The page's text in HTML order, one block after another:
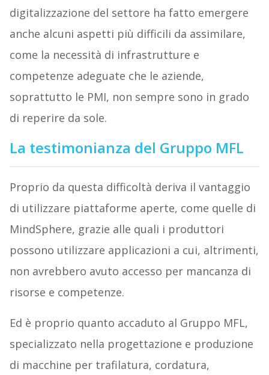
digitalizzazione del settore ha fatto emergere
anche alcuni aspetti più difficili da assimilare,
come la necessità di infrastrutture e
competenze adeguate che le aziende,
soprattutto le PMI, non sempre sono in grado
di reperire da sole.
La testimonianza del Gruppo MFL
Proprio da questa difficoltà deriva il vantaggio
di utilizzare piattaforme aperte, come quelle di
MindSphere, grazie alle quali i produttori
possono utilizzare applicazioni a cui, altrimenti,
non avrebbero avuto accesso per mancanza di
risorse e competenze.
Ed è proprio quanto accaduto al Gruppo MFL,
specializzato nella progettazione e produzione
di macchine per trafilatura, cordatura,